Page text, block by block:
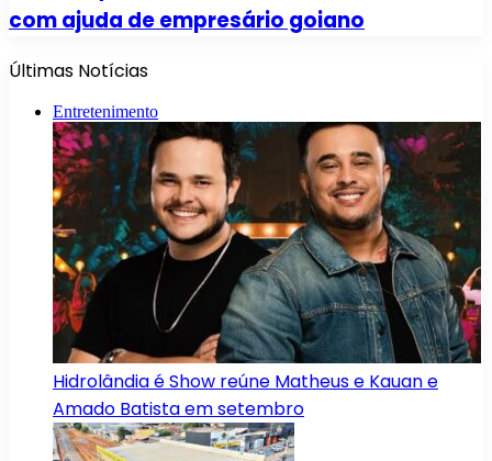
com ajuda de empresário goiano
Últimas Notícias
Entretenimento
Hidrolândia é Show reúne Matheus e Kauan e
Amado Batista em setembro